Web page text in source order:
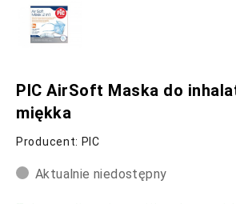
PIC AirSoft Maska do
miękka
Producent: PIC
Aktualnie niedostępny